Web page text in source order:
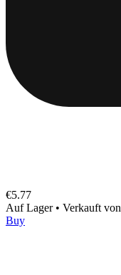
€5.77
Auf Lager • Verkauft von
Buy